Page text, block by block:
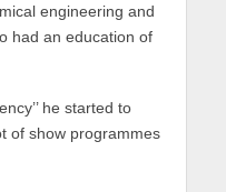
engineering and
had an education of
he started to
of show programmes